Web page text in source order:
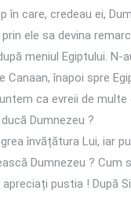
în care, credeau ei,
ele sa devina
meniul Egiptului.
Canaan, înapoi spre
ca evreii de
Dumnezeu ?
învățătura Lui, iar
Dumnezeu ? Cum
pustia ! După